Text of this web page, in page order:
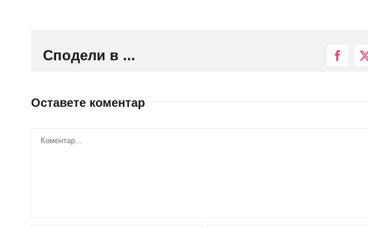
Сподели в ...
Оставете коментар